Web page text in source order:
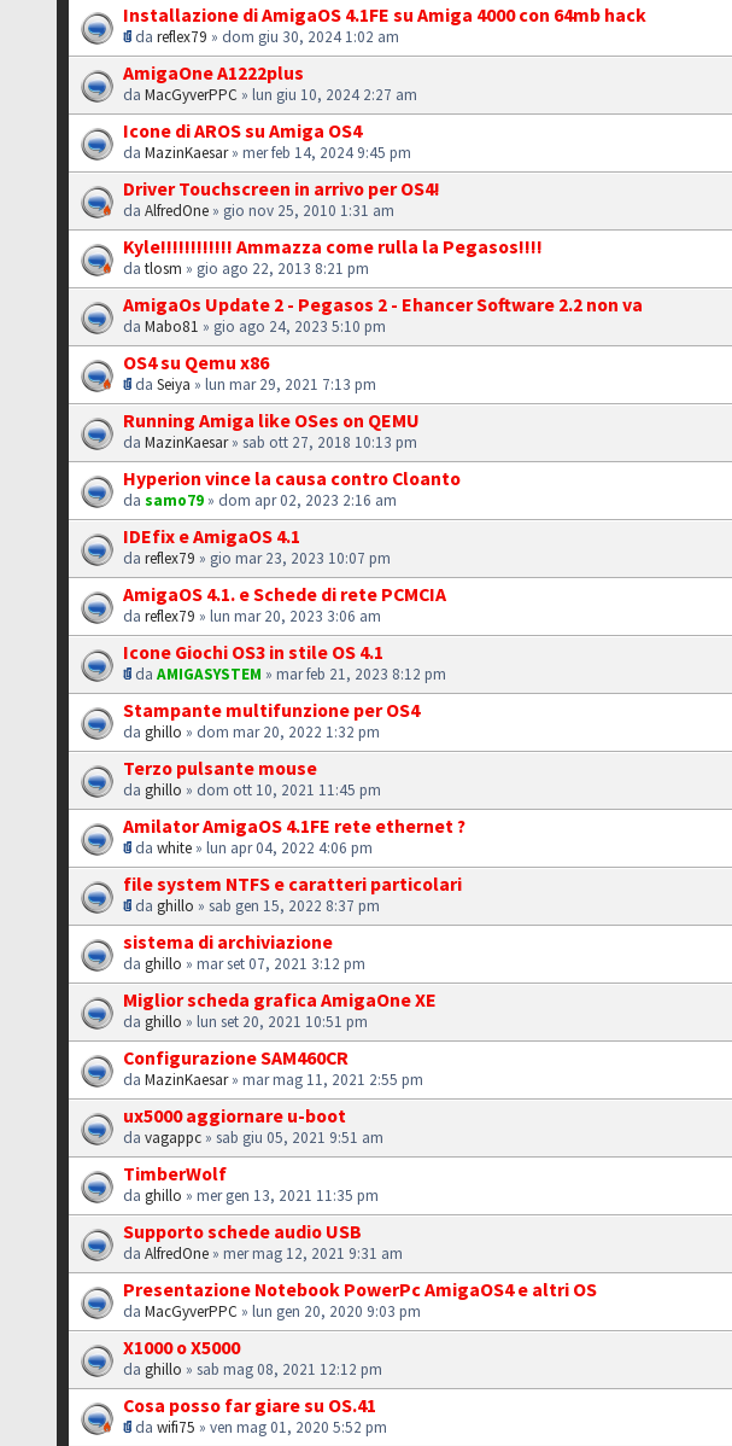
Installazione di AmigaOS 4.1FE su Amiga 4000 con 64mb hack
dareflex79 » dom giu 30, 2024 1:02 am
AmigaOne A1222plus
daMacGyverPPC » lun giu 10, 2024 2:27 am
Icone di AROS su Amiga OS4
daMazinKaesar» mer feb 14, 2024 9:45 pm
Driver Touchscreen in arrivo per OS4!
daAlfredOne » gio nov 25, 2010 1:31 am
Kyle!!!!!!!!!!!! Ammazza come rulla la Pegasos!!!!
datlosm » gio ago 22, 2013 8:21 pm
AmigaOs Update 2 - Pegasos 2 - Ehancer Software 2.2 non va
daMabo81 » gio ago 24, 2023 5:10 pm
OS4 su Qemu x86
daSeiya » lun mar 29, 2021 7:13 pm
Running Amiga like OSes on QEMU
daMazinKaesar» sab ott 27, 2018 10:13 pm
Hyperion vince la causa contro Cloanto
dasamo79 » dom apr 02, 2023 2:16 am
IDEfix e AmigaOS 4.1
dareflex79 » gio mar 23, 2023 10:07 pm
AmigaOS 4.1. e Schede di rete PCMCIA
dareflex79 » lun mar 20, 2023 3:06 am
Icone Giochi OS3 in stile OS 4.1
daAMIGASYSTEM » mar feb 21, 2023 8:12 pm
Stampante multifunzione per OS4
daghillo » dom mar 20, 2022 1:32 pm
Terzo pulsante mouse
daghillo » dom ott 10, 2021 11:45 pm
Amilator AmigaOS 4.1FE rete ethernet ?
dawhite » lun apr 04, 2022 4:06 pm
file system NTFS e caratteri particolari
daghillo » sab gen 15, 2022 8:37 pm
sistema di archiviazione
daghillo » mar set 07, 2021 3:12 pm
Miglior scheda grafica AmigaOne XE
daghillo » lun set 20, 2021 10:51 pm
Configurazione SAM460CR
daMazinKaesar» mar mag 11, 2021 2:55 pm
ux5000 aggiornare u-boot
davagappc » sab giu 05, 2021 9:51 am
TimberWolf
daghillo » mer gen 13, 2021 11:35 pm
Supporto schede audio USB
daAlfredOne » mer mag 12, 2021 9:31 am
Presentazione Notebook PowerPc AmigaOS4 e altri OS
daMacGyverPPC » lun gen 20, 2020 9:03 pm
X1000 o X5000
daghillo » sab mag 08, 2021 12:12 pm
Cosa posso far giare su OS.41
dawifi75 » ven mag 01, 2020 5:52 pm